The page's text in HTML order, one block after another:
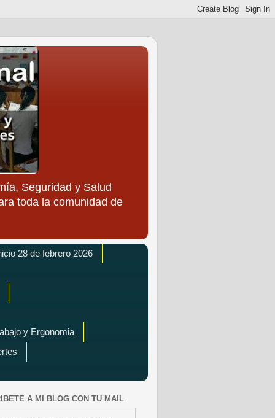
Seguridad y Salud
toda la comunidad de
28 de febrero 2026
y Ergonomia
A MI BLOG CON TU MAIL